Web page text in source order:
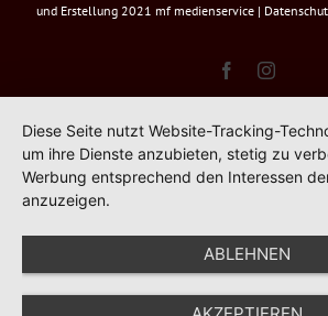
und Erstellung 2021 mf medienservice|
Facebook
Diese Seite nutzt Website-Tracking-
um ihre Dienste anzubieten, stetig zu
Werbung entsprechend den Interessen
anzuzeigen.
ABLEHNEN